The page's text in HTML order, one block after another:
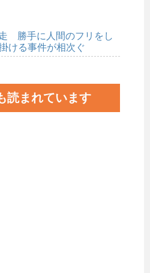
勝手に人間のフリをし
ける事件が相次ぐ
読まれています